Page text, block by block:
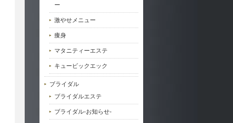
ー
激やせメニュー
痩身
マタニティーエステ
キュービックエック
ブライダル
ブライダルエステ
ブライダル-お知らせ-